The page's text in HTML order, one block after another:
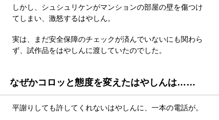
しかし、シュシュリケンがマンションの部屋の壁を傷つけ
てしまい、激怒するはやしん。
実は、まだ安全保障のチェックが済んでいないにも関わら
ず、試作品をはやしんに渡していたのでした。
なぜかコロッと態度を変えたはやしんは……
平謝りしても許してくれないはやしんに、一本の電話が。